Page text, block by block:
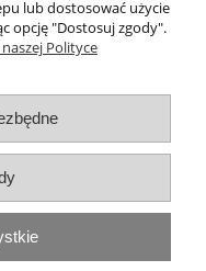
lub dostosować użycie
opcję "Dostosuj zgody".
Polityce